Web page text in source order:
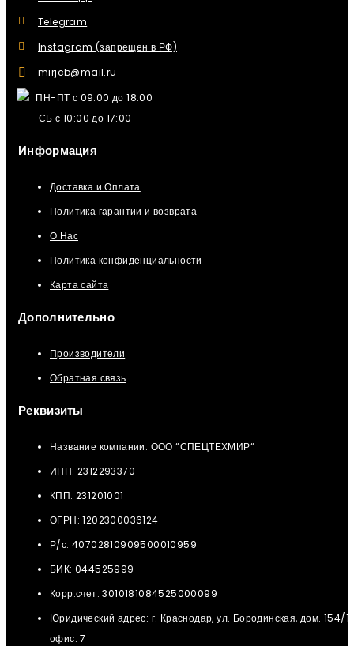
Telegram
Instagram (запрещен в РФ)
mirjcb@mail.ru
ПН-ПТ с 09:00 до 18:00
СБ с 10:00 до 17:00
Информация
Доставка и Оплата
Политика гарантии и возврата
О Нас
Политика конфиденциальности
Карта сайта
Дополнительно
Производители
Обратная связь
Реквизиты
Название компании: ООО “СПЕЦТЕХМИР“
ИНН: 2312293370
КПП: 231201001
ОГРН: 1202300036124
Р/с: 40702810909500010959
БИК: 044525999
Корр.счет: 3010181084525000099
Юридический адрес: г. Краснодар, ул. Бородинская, дом. 154/
офис. 7